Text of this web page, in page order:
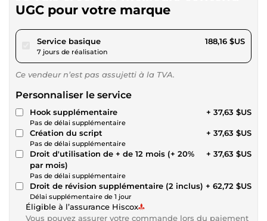
UGC pour votre marque
Service basiquepour 173,42 $US
7 jours de réalisation
188,16 $US
Ce vendeur n’est pas assujetti à la TVA.
Personnaliser le service
Hook supplémentaire
Pas de délai supplémentaire
+ 37,63 $US
Création du script
Pas de délai supplémentaire
+ 37,63 $US
Droit d'utilisation de + de 12 mois (+ 20%
par mois)
Pas de délai supplémentaire
+ 37,63 $US
Droit de révision supplémentaire (2 inclus)
Délai supplémentaire de 1 jour
+ 62,72 $US
Éligible à l’assurance Hiscox
Vous pouvez assurer votre commande lors du paiement